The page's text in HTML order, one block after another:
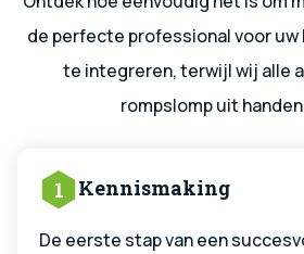
de perfecte professional voor
te integreren, terwijl wij alle
rompslomp uit
1 Kennismaking
De eerste stap van een